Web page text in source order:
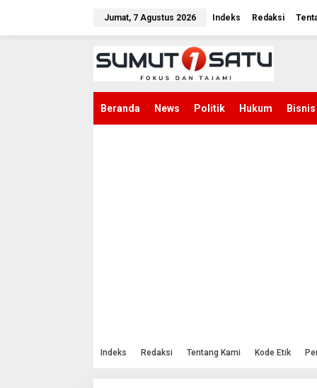
Jumat, 7 Agustus 2026 Indeks Redaksi
Beranda News Politik Hukum Bisnis
Indeks Redaksi Tentang Kami Kode Etik